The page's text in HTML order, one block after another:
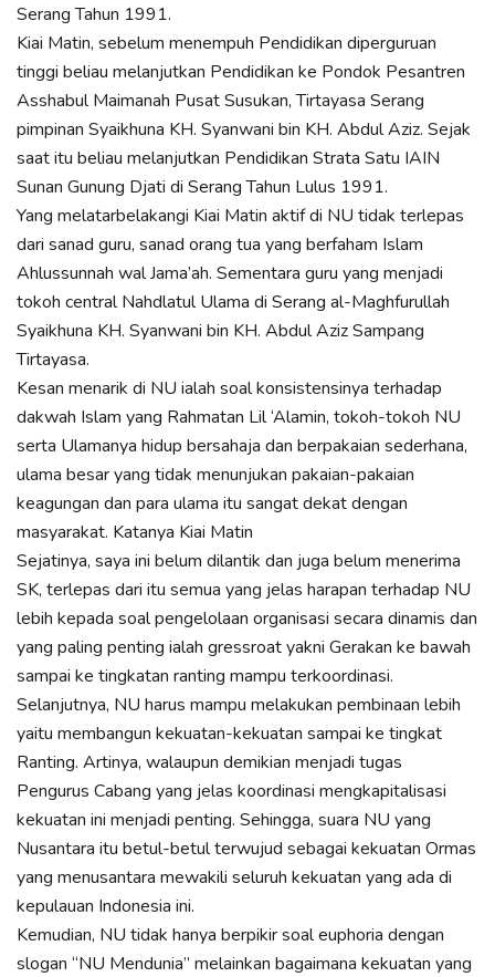
Serang Tahun 1991.
Kiai Matin, sebelum menempuh Pendidikan diperguruan
tinggi beliau melanjutkan Pendidikan ke Pondok Pesantren
Asshabul Maimanah Pusat Susukan, Tirtayasa Serang
pimpinan Syaikhuna KH. Syanwani bin KH. Abdul Aziz. Sejak
saat itu beliau melanjutkan Pendidikan Strata Satu IAIN
Sunan Gunung Djati di Serang Tahun Lulus 1991.
Yang melatarbelakangi Kiai Matin aktif di NU tidak terlepas
dari sanad guru, sanad orang tua yang berfaham Islam
Ahlussunnah wal Jama’ah. Sementara guru yang menjadi
tokoh central Nahdlatul Ulama di Serang al-Maghfurullah
Syaikhuna KH. Syanwani bin KH. Abdul Aziz Sampang
Tirtayasa.
Kesan menarik di NU ialah soal konsistensinya terhadap
dakwah Islam yang Rahmatan Lil ‘Alamin, tokoh-tokoh NU
serta Ulamanya hidup bersahaja dan berpakaian sederhana,
ulama besar yang tidak menunjukan pakaian-pakaian
keagungan dan para ulama itu sangat dekat dengan
masyarakat. Katanya Kiai Matin
Sejatinya, saya ini belum dilantik dan juga belum menerima
SK, terlepas dari itu semua yang jelas harapan terhadap NU
lebih kepada soal pengelolaan organisasi secara dinamis dan
yang paling penting ialah gressroat yakni Gerakan ke bawah
sampai ke tingkatan ranting mampu terkoordinasi.
Selanjutnya, NU harus mampu melakukan pembinaan lebih
yaitu membangun kekuatan-kekuatan sampai ke tingkat
Ranting. Artinya, walaupun demikian menjadi tugas
Pengurus Cabang yang jelas koordinasi mengkapitalisasi
kekuatan ini menjadi penting. Sehingga, suara NU yang
Nusantara itu betul-betul terwujud sebagai kekuatan Ormas
yang menusantara mewakili seluruh kekuatan yang ada di
kepulauan Indonesia ini.
Kemudian, NU tidak hanya berpikir soal euphoria dengan
slogan “NU Mendunia” melainkan bagaimana kekuatan yang